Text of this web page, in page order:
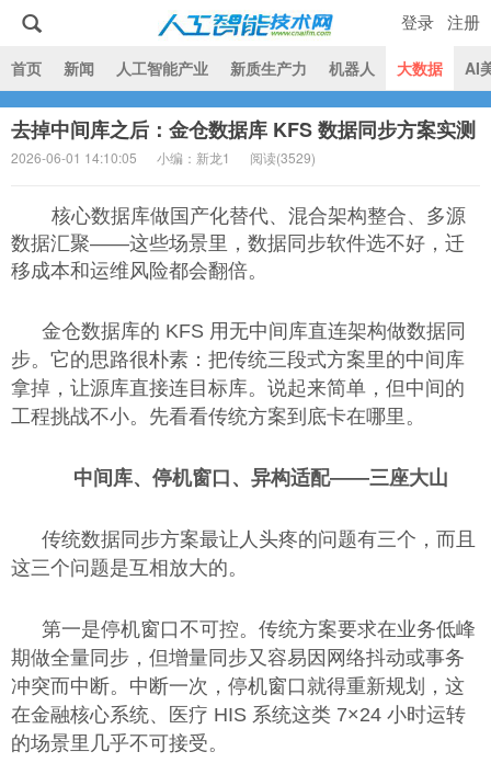
人工智能技术网
首页 新闻 人工智能产业 新质生产力 机器人 大数据 AI
登录 注册
去掉中间库之后：金仓数据库 KFS 数据同步方案实测
2026-06-01 14:10:05 小编：新龙1 阅读(3529)
核心数据库做国产化替代、混合架构整合、多源
数据汇聚——这些场景里，数据同步软件选不好，迁
移成本和运维风险都会翻倍。
金仓数据库的 KFS 用无中间库直连架构做数据同
步。它的思路很朴素：把传统三段式方案里的中间库
拿掉，让源库直接连目标库。说起来简单，但中间的
工程挑战不小。先看看传统方案到底卡在哪里。
中间库、停机窗口、异构适配——三座大山
传统数据同步方案最让人头疼的问题有三个，而且
这三个问题是互相放大的。
第一是停机窗口不可控。传统方案要求在业务低峰
期做全量同步，但增量同步又容易因网络抖动或事务
冲突而中断。中断一次，停机窗口就得重新规划，这
在金融核心系统、医疗 HIS 系统这类 7×24 小时运转
的场景里几乎不可接受。